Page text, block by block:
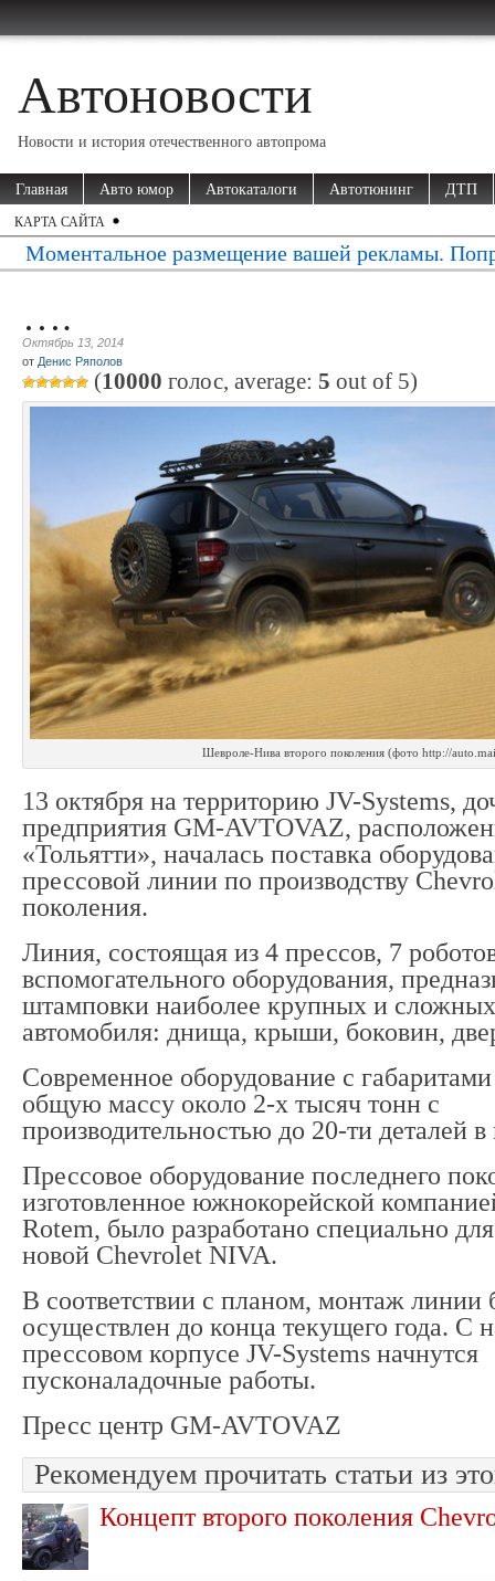
Автоновости
Новости и история отечественного автопрома
Главная Авто юмор Автокаталоги Автотюнинг ДТП
КАРТА САЙТА
Моментальное размещение вашей рекламы.
….
Октябрь 13, 2014
от Денис Ряполов
(10000 голос, average: 5 out of 5)
Шевроле-Нива второго поколения (фото http://
13 октября на территорию JV-Systems,
предприятия GM-AVTOVAZ,
«Тольятти», началась поставка
прессовой линии по производству
поколения.
Линия, состоящая из 4 прессов, 7
вспомогательного оборудования,
штамповки наиболее крупных и
автомобиля: днища, крыши, боковин,
Современное оборудование с
общую массу около 2-х тысяч тонн с
производительностью до 20-ти деталей
Прессовое оборудование последнего
изготовленное южнокорейской
Rotem, было разработано специально
новой Chevrolet NIVA.
В соответствии с планом, монтаж линии
осуществлен до конца текущего года. С
прессовом корпусе JV-Systems начнутся
пусконаладочные работы.
Пресс центр GM-AVTOVAZ
Рекомендуем прочитать статьи из
Концепт второго поколения